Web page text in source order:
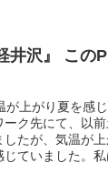
井沢』 この
上がり夏を感
ク先にて、以
たが、気温が
ていました。私